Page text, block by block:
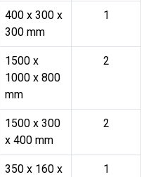
400 x 300 x
300 mm
1
1500 x
1000 x 800
mm
2
1500 x 300
x 400 mm
2
350 x 160 x
1